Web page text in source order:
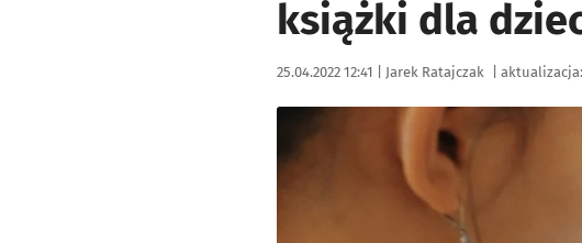
książki dla
Data publikacji:
25.04.2022 12:41 | Autor:
Jarek Ratajczak aktualizacja:
Kliknij, aby powiększyć